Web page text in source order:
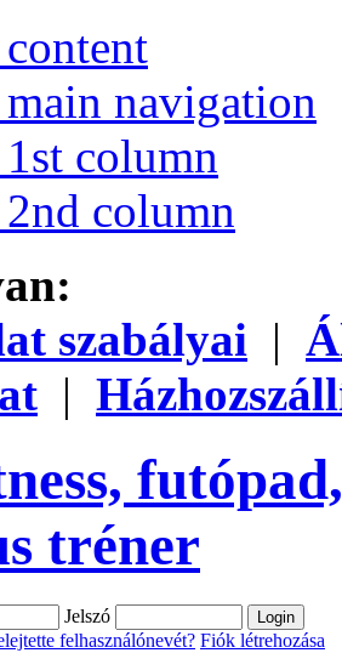
navigation
column
column
szabályai |
|
tréner
Jelszó
felhasználónevét? Fiók létrehozása